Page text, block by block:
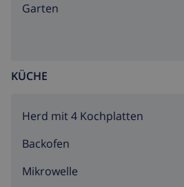
Garten
KÜCHE
Herd mit 4 Kochplatten
Backofen
Mikrowelle